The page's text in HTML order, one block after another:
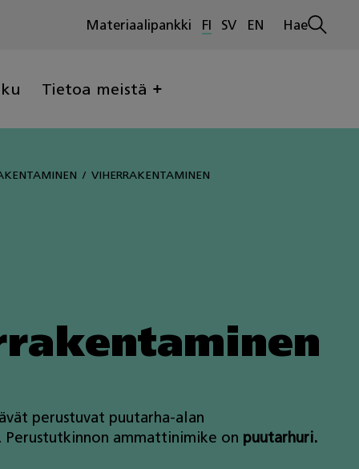
Materiaalipankki FI SV EN
Avaa
Hae
Tietoa meistä
VIHERRAKENTAMINEN
perustuvat puutarha-alan
ammattinimike on puutarhuri.